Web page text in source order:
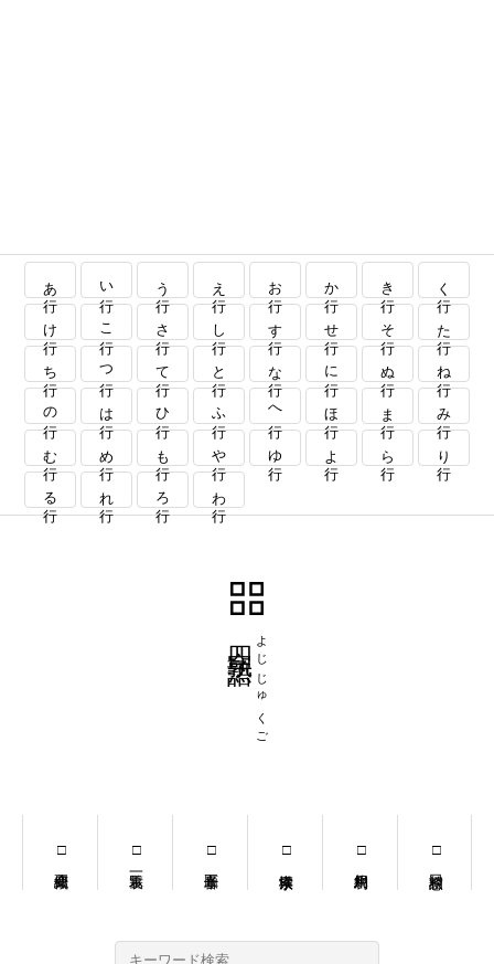
あ行 い行 う行 え行 お行 か行 き行 く行
け行 こ行 さ行 し行 す行 せ行 そ行 た行
ち行 つ行 て行 と行 な行 に行 ぬ行 ね行
の行 は行 ひ行 ふ行 へ行 ほ行 ま行 み行
む行 め行 も行 や行 ゆ行 よ行 ら行 り行
る行 れ行 ろ行 わ行
よじじゅくご